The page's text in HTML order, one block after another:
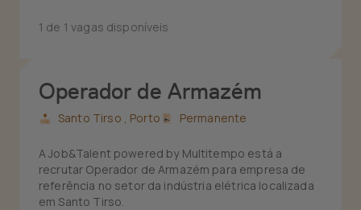
1 de 1 vagas disponíveis
Operador de Armazém
Santo Tirso , Porto Permanente
A Job&Talent powered by Multitempo está a
recrutar Operador de Armazém para empresa de
referência no setor da indústria elétrica localizada
em Santo Tirso.